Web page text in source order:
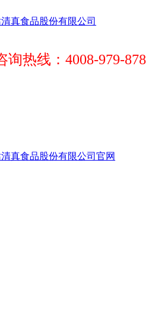
询热线：4008-979-878